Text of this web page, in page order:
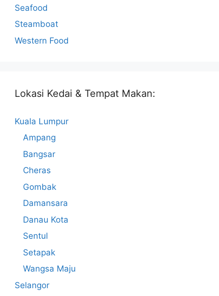
Seafood
Steamboat
Western Food
Lokasi Kedai & Tempat Makan:
Kuala Lumpur
Ampang
Bangsar
Cheras
Gombak
Damansara
Danau Kota
Sentul
Setapak
Wangsa Maju
Selangor